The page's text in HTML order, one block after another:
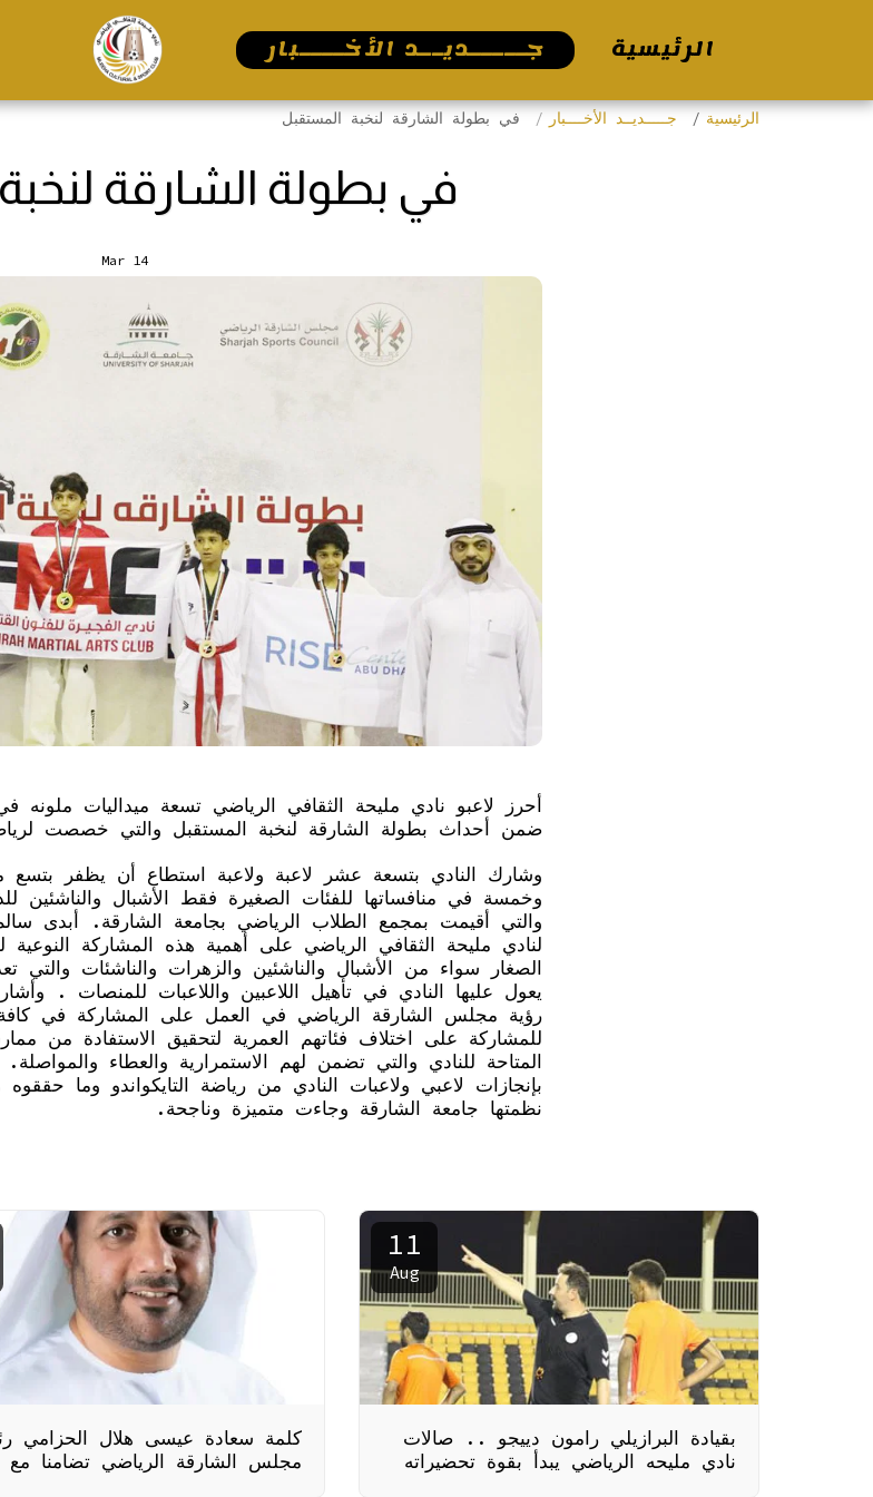
الرئيسية جـــــديــد الأخــــبار
الرئيسية جـــــديــد الأخــــبار في بطولة الشارقة لنخبة المستقبل
في بطولة الشارقة
14
Mar
أحرز لاعبو نادي مليحة الثقافي الرياضي تسعة ميداليات ملونه
ضمن أحداث بطولة الشارقة لنخبة المستقبل والتي خصصت
وشارك النادي بتسعة عشر لاعبة ولاعبة استطاع أن يظفر بتسع
وخمسة في منافساتها للفئات الصغيرة فقط الأشبال والناشئين
والتي أقيمت بمجمع الطلاب الرياضي بجامعة الشارقة. أبدى
لنادي مليحة الثقافي الرياضي على أهمية هذه المشاركة النوعية
الصغار سواء من الأشبال والناشئين والزهرات والناشئات والتي
يعول عليها النادي في تأهيل اللاعبين واللاعبات للمنصات .
رؤية مجلس الشارقة الرياضي في العمل على المشاركة في كافة
للمشاركة على اختلاف فئاتهم العمرية لتحقيق الاستفادة من
المتاحة للنادي والتي تضمن لهم الاستمرارية والعطاء
بإنجازات لاعبي ولاعبات النادي من رياضة التايكواندو وما
نظمتها جامعة الشارقة وجاءت متميزة وناجحة.
11
Aug
بقيادة البرازيلي رامون دييجو .. صالات
نادي مليحه الرياضي يبدأ بقوة تحضيراته
كلمة
مجلس الشارقة الرياضي تضامنا مع